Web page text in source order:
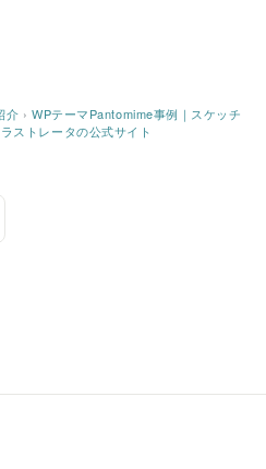
介 ›WPテーマPantomime事例｜スケッチ
ストレータの公式サイト